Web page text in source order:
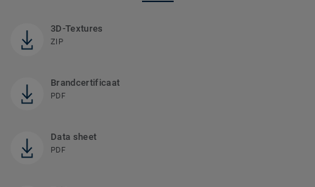
3D-Textures
ZIP
Brandcertificaat
PDF
Data sheet
PDF